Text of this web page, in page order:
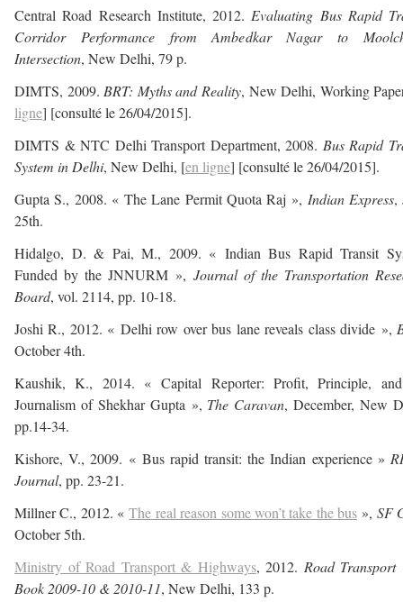
Central Road Research Institute, 2012. Evaluating Bus Rapid
Corridor Performance from Ambedkar Nagar to
Intersection, New Delhi, 79 p.
DIMTS, 2009. BRT: Myths and Reality, New Delhi, Working
ligne] [consulté le 26/04/2015].
DIMTS & NTC Delhi Transport Department, 2008. Bus Rapid
System in Delhi, New Delhi, [en ligne] [consulté le 26/04/2015].
Gupta S., 2008. « The Lane Permit Quota Raj », Indian Express,
25th.
Hidalgo, D. & Pai, M., 2009. « Indian Bus Rapid Transit
Funded by the JNNURM », Journal of the Transportation
Board, vol. 2114, pp. 10-18.
Joshi R., 2012. « Delhi row over bus lane reveals class divide »,
October 4th.
Kaushik, K., 2014. « Capital Reporter: Profit, Principle,
Journalism of Shekhar Gupta », The Caravan, December, New
pp.14-34.
Kishore, V., 2009. « Bus rapid transit: the Indian experience »
Journal, pp. 23-21.
Millner C., 2012. «The real reason some won’t take the bus», SF
October 5th.
Ministry of Road Transport & Highways, 2012. Road Transport
Book 2009-10 & 2010-11, New Delhi, 133 p.